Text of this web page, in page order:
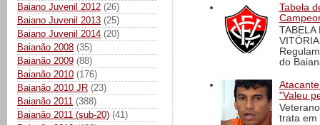
Baiano Juvenil 2012 (26)
Baiano Juvenil 2013 (25)
Baiano Juvenil 2014 (20)
Baianão 2008 (35)
Baianão 2009 (88)
Baianão 2010 (176)
Baianão 2010 JR (23)
Baianão 2011 (388)
Baianão 2011 (sub-20) (41)
Tabela
TABELA
do
"Valeu
trata em